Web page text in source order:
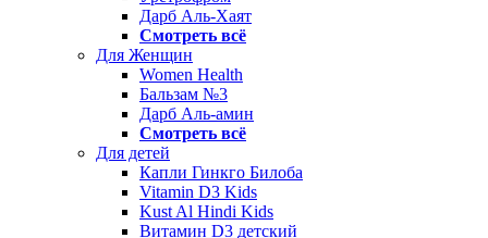
Дарб Аль-Хаят
Смотреть всё
Для Женщин
Women Health
Бальзам №3
Дарб Аль-амин
Смотреть всё
Для детей
Капли Гинкго Билоба
Vitamin D3 Kids
Kust Al Hindi Kids
Витамин D3 детский